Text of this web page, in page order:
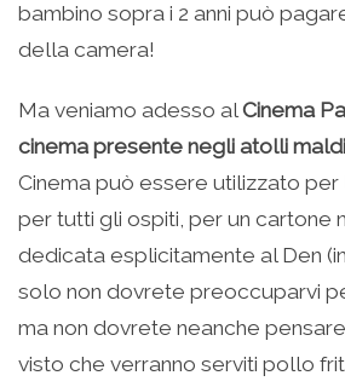
bambino sopra i 2 anni può
della camera!
Ma veniamo adesso alCinema
cinema presente negli atolli
Cinema può essere utilizzato per
per tutti gli ospiti, per un cartone
dedicata esplicitamente al Den
solo non dovrete preoccuparvi
ma non dovrete neanche
visto che verranno serviti pollo